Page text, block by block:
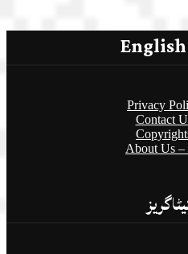
Privacy
Contact
About Us –